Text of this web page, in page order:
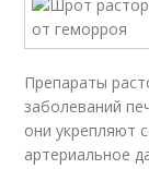
Препараты
заболеваний
они укрепляют
артериальное